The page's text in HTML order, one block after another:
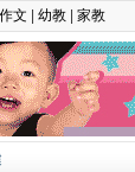
作文 幼教 家教